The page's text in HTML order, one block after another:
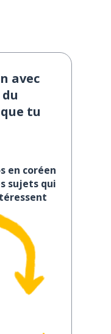
avec
tu
en coréen
sujets qui